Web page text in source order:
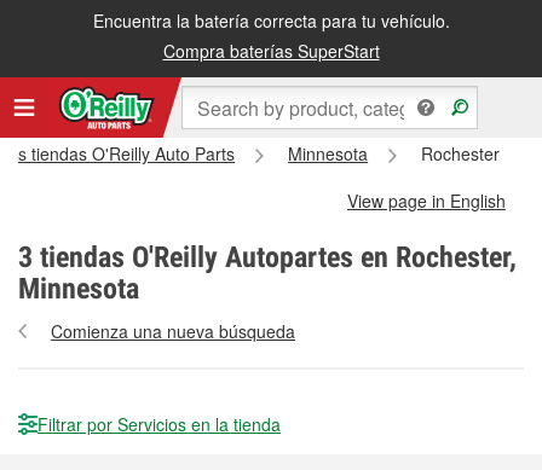
Encuentra la batería correcta para tu vehículo.
Compra baterías SuperStart
las tiendas O'Reilly Auto Parts Minnesota
Rochester
View page in English
3 tiendas O'Reilly Autopartes en Rochester,
Minnesota
Comienza una nueva búsqueda
Filtrar por Servicios en la tienda